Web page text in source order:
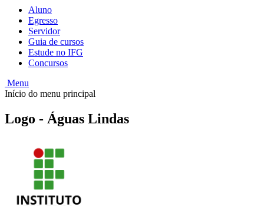
Aluno
Egresso
Servidor
Guia de cursos
Estude no IFG
Concursos
Menu
Início do menu principal
Logo - Águas Lindas